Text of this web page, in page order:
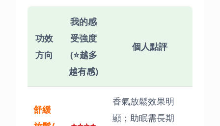
功效
方向
我的感
受強度
(⭐越多
越有感)
個人點評
舒緩
香氣放鬆效果明
顯；助眠需長期